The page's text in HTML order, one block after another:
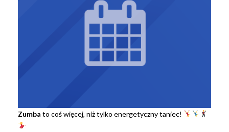
Zumba to coś więcej, niż tylko energetyczny taniec!